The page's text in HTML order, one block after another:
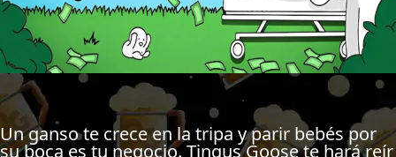
Un ganso te crece en la tripa y parir bebés por
su boca es tu negocio. Tingus Goose te hará reír